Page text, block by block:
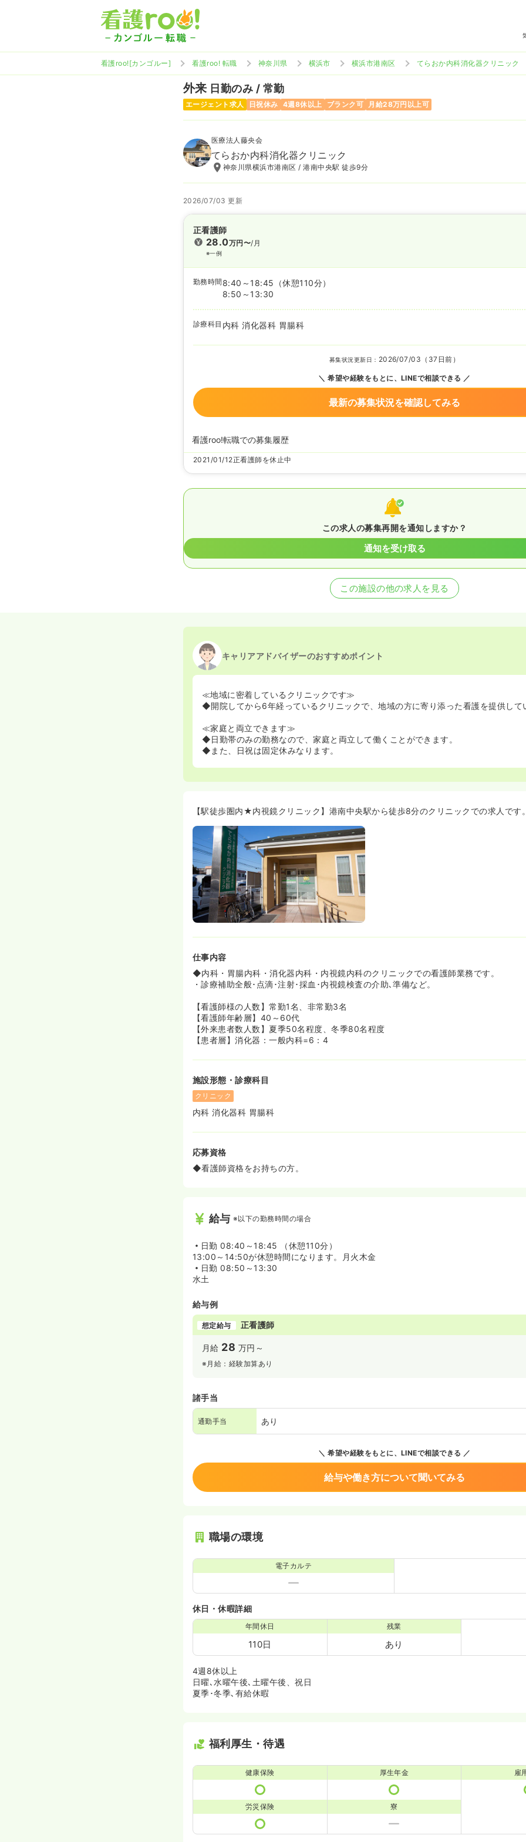
看護roo![カンゴルー] 看護roo! 転職 神奈川県 横浜市 横浜市港南区 てらおか内科消化器クリニック
外来 日勤のみ / 常勤
エージェント求人 日祝休み 4週8休以上 ブランク可 月給28万円以上可
医療法人藤央会
てらおか内科消化器クリニック
神奈川県横浜市港南区 / 港南中央駅 徒歩9分
2026/07/03 更新
正看護師
28.0万円〜/月
※一例
勤務時間 8:40～18:45
（休憩110分）
8:50～13:30
診療科目 内科 消化器科 胃腸科
募集状況更新日： 2026/07/03（37日前）
希望や経験をもとに、LINEで相談できる
最新の募集状況を確認してみる
看護roo!転職での募集履歴
2021/01/12正看護師を休止中
この求人の募集再開を通知しますか？
通知を受け取る
この施設の他の求人を見る
キャリアアドバイザーのおすすめポイント
≪地域に密着しているクリニックです≫
◆開院してから6年経っているクリニックで、地域の方に寄り添った看護を提供して
≪家庭と両立できます≫
◆日勤帯のみの勤務なので、家庭と両立して働くことができます。
◆また、日祝は固定休みなります。
【駅徒歩圏内★内視鏡クリニック】港南中央駅から徒歩8分のクリニックでの求人です
仕事内容
◆内科・胃腸内科・消化器内科・内視鏡内科のクリニックでの看護師業務です。
・診療補助全般･点滴･注射･採血･内視鏡検査の介助､準備など。
【看護師様の人数】常勤1名、非常勤3名
【看護師年齢層】40～60代
【外来患者数人数】夏季50名程度、冬季80名程度
【患者層】消化器：一般内科=6：4
施設形態・診療科目
クリニック
内科 消化器科 胃腸科
応募資格
◆看護師資格をお持ちの方。
給与 ※以下の勤務時間の場合
日勤 08:40～18:45 （休憩110分）
13:00～14:50が休憩時間になります。月火木金
日勤 08:50～13:30
水土
給与例
想定給与 正看護師
月給 28 万円～
※月給：経験加算あり
諸手当
通勤手当 あり
希望や経験をもとに、LINEで相談できる
給与や働き方について聞いてみる
職場の環境
電子カルテ
休日・休暇詳細
年間休日
110日
残業
あり
4週8休以上
日曜､水曜午後､土曜午後、祝日
夏季･冬季､有給休暇
福利厚生・待遇
健康保険 厚生年金 雇
労災保険 寮